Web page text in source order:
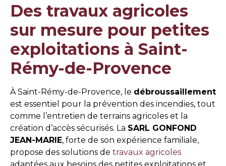
Des travaux agricoles
sur mesure pour petites
exploitations à Saint-
Rémy-de-Provence
À Saint-Rémy-de-Provence, le débroussaillement
est essentiel pour la prévention des incendies, tout
comme l’entretien de terrains agricoles et la
création d’accès sécurisés. La SARL GONFOND
JEAN-MARIE, forte de son expérience familiale,
propose des solutions de travaux agricoles
adaptées aux besoins des petites exploitations et